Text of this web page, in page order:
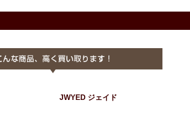
JWYED ジェイド